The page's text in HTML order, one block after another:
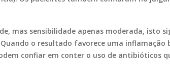
mas sensibilidade apenas moderada, isto
o resultado favorece uma
confiar em conter o uso de antibióticos